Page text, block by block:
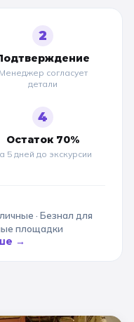
2
Менеджер согласует
детали
4
Остаток 70%
5 дней до экскурсии
· Безнал для
площадки
→